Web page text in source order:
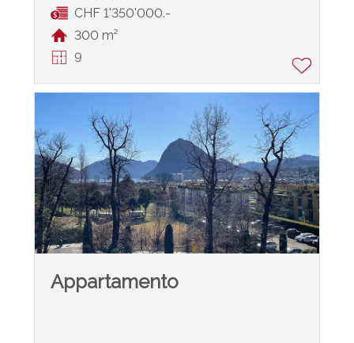
CHF 1'350'000.-
300 m²
9
Appartamento